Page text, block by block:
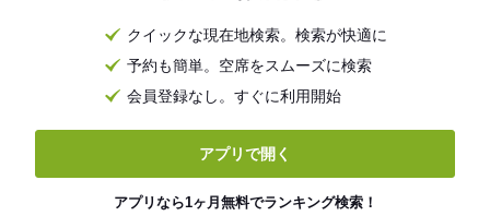
クイックな現在地検索。検索が快適に
予約も簡単。空席をスムーズに検索
会員登録なし。すぐに利用開始
アプリで開く
アプリなら1ヶ月無料でランキング検索！